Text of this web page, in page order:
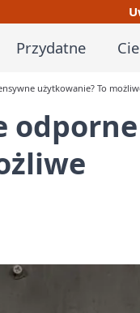
Przydatne
użytkowanie? To